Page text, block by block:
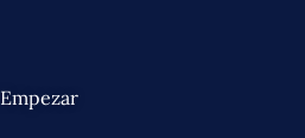
Empezar